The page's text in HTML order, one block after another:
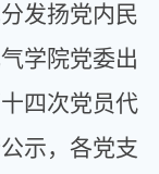
发扬党内民
学院党委出
四次党员代
示，各党支